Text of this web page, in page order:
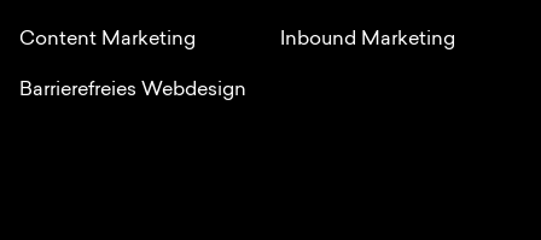
Content Marketing Inbound Marketing
Barrierefreies Webdesign